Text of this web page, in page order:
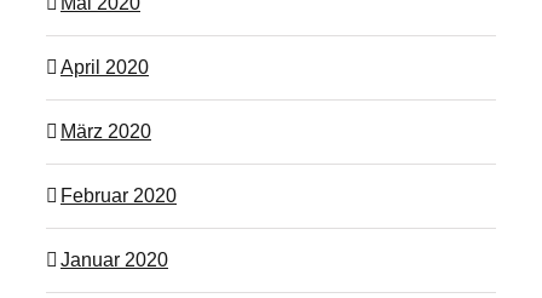
April 2020
März 2020
Februar 2020
Januar 2020